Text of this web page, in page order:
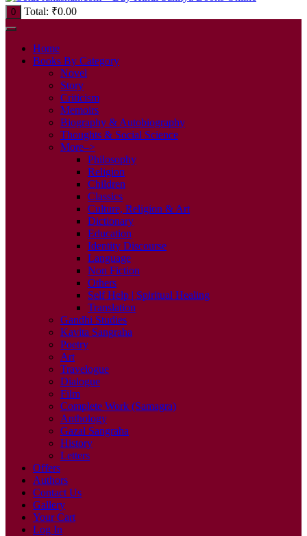
0 Total: ₹0.00
Home
Books By Category
Novel
Story
Criticism
Memoirs
Biography & Autobiography
Thoughts & Social Science
More–>
Philosophy
Religion
Children
Classics
Culture, Religion & Art
Dictionary
Education
Identity Discourse
Language
Non Fiction
Others
Self Help | Spiritual Healing
Translation
Gandhi Studies
Kavita Sangraha
Poetry
Art
Travelogue
Dialogue
Film
Complete Work (Samagra)
Anthology
Gazal Sangraha
History
Letters
Offers
Authors
Contact Us
Gallery
Your Cart
Log In